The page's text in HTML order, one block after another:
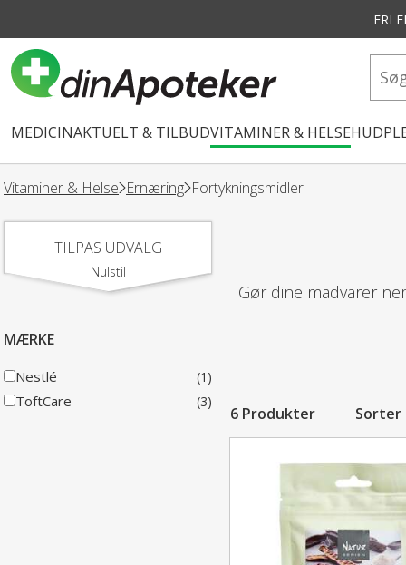
FRI
MEDICINAKTUELT & TILBUDVITAMINER & HELSE
Vitaminer & Helse Ernæring Fortykningsmidler
TILPAS UDVALG
Nulstil
MÆRKE
Nestlé (1)
ToftCare (3)
Gør dine madvarer
6 Produkter